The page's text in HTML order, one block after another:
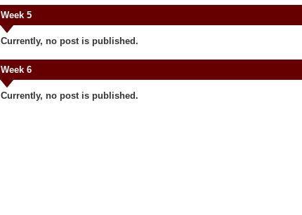
Week 5
Currently, no post is published.
Week 6
Currently, no post is published.